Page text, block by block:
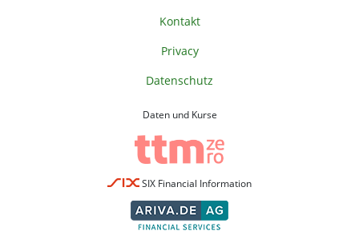
Kontakt
Privacy
Datenschutz
Daten und Kurse
SIX Financial Information